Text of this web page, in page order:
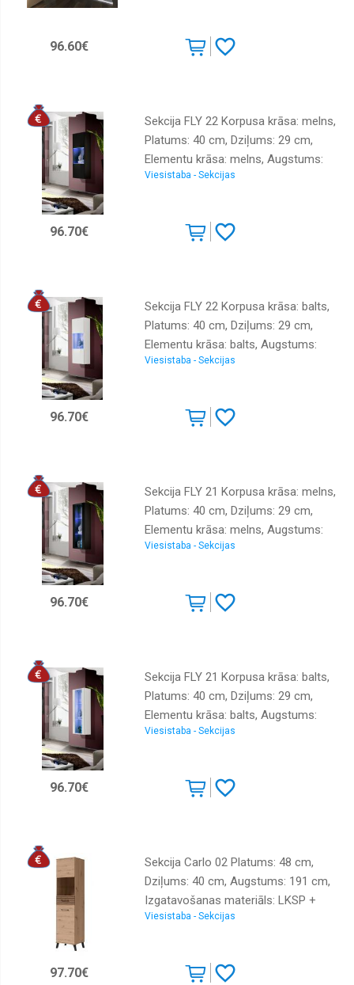
96.60€
Sekcija FLY 22 Korpusa krāsa: melns,
Platums: 40 cm, Dziļums: 29 cm,
Elementu krāsa: melns, Augstums:
126 cm, Sienas: 1, Ar LED: 1,
Viesistaba - Sekcijas
96.70€
Sekcija FLY 22 Korpusa krāsa: balts,
Platums: 40 cm, Dziļums: 29 cm,
Elementu krāsa: balts, Augstums:
126 cm, Sienas: 1, Ar LED: 1,
Viesistaba - Sekcijas
96.70€
Sekcija FLY 21 Korpusa krāsa: melns,
Platums: 40 cm, Dziļums: 29 cm,
Elementu krāsa: melns, Augstums:
126 cm, Sienas: 1, Ar LED: 1,
Viesistaba - Sekcijas
96.70€
Sekcija FLY 21 Korpusa krāsa: balts,
Platums: 40 cm, Dziļums: 29 cm,
Elementu krāsa: balts, Augstums:
126 cm, Sienas: 1, Ar LED: 1,
Viesistaba - Sekcijas
96.70€
Sekcija Carlo 02 Platums: 48 cm,
Dziļums: 40 cm, Augstums: 191 cm,
Izgatavošanas materiāls: LKSP +
finieris, Virsma: matēta, Krāsa: ozols
Viesistaba - Sekcijas
97.70€